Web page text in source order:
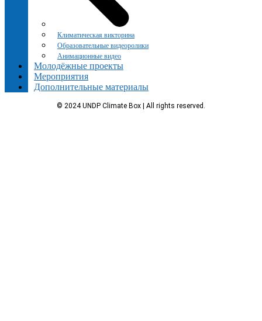
Климатическая викторина
Образовательные видеоролики
Анимационные видео
Молодёжные проекты
Мероприятия
Дополнительные материалы
© 2024 UNDP Climate Box | All rights reserved.